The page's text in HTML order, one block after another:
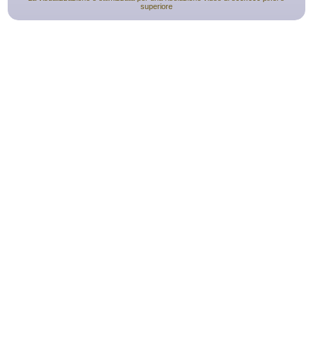
superiore